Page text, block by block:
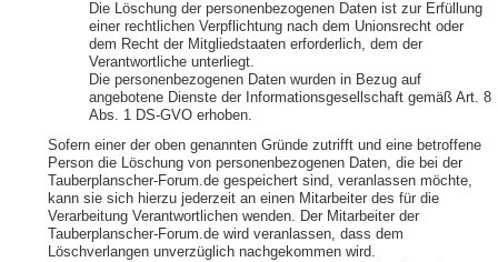
Die Löschung der personenbezogenen Daten ist zur Erfüllung
einer rechtlichen Verpflichtung nach dem Unionsrecht oder
dem Recht der Mitgliedstaaten erforderlich, dem der
Verantwortliche unterliegt.
Die personenbezogenen Daten wurden in Bezug auf
angebotene Dienste der Informationsgesellschaft gemäß Art. 8
Abs. 1 DS-GVO erhoben.
Sofern einer der oben genannten Gründe zutrifft und eine betroffene
Person die Löschung von personenbezogenen Daten, die bei der
Tauberplanscher-Forum.de gespeichert sind, veranlassen möchte,
kann sie sich hierzu jederzeit an einen Mitarbeiter des für die
Verarbeitung Verantwortlichen wenden. Der Mitarbeiter der
Tauberplanscher-Forum.de wird veranlassen, dass dem
Löschverlangen unverzüglich nachgekommen wird.